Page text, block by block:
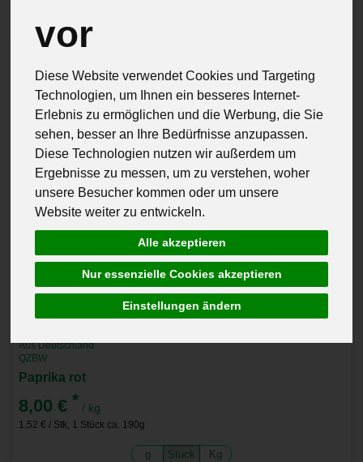
vor
Diese Website verwendet Cookies und Targeting
Technologien, um Ihnen ein besseres Internet-
Erlebnis zu ermöglichen und die Werbung, die Sie
sehen, besser an Ihre Bedürfnisse anzupassen.
Diese Technologien nutzen wir außerdem um
Ergebnisse zu messen, um zu verstehen, woher
unsere Besucher kommen oder um unsere
Website weiter zu entwickeln.
Alle akzeptieren
Nur essenzielle Cookies akzeptieren
Einstellungen ändern
Aus Deutschland
QZBW
Paprika rot
8,00 € * / kg
1,52 € / Stk, 1 Stück ca. 190g
g Stück Kg